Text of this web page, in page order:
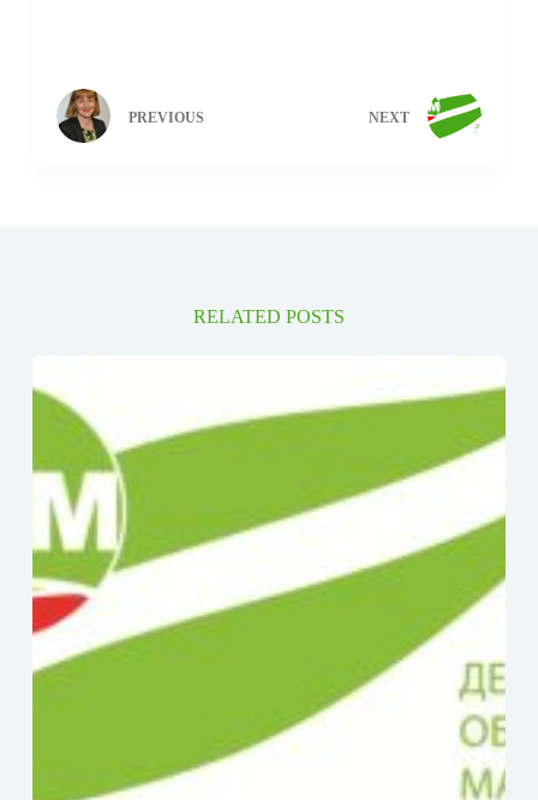
PREVIOUS NEXT
RELATED POSTS